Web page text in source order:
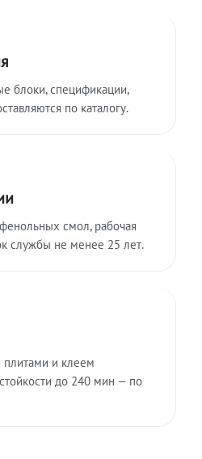
блоки, спецификации,
по каталогу.
смол, рабочая
службы не менее 25 лет.
и клеем
до 240 мин — по